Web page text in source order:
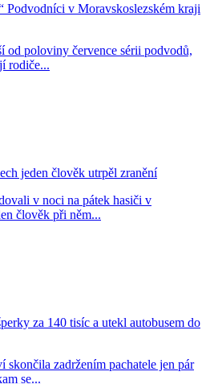
Podvodníci v Moravskoslezském kraji
od poloviny července sérii podvodů,
rodiče...
jeden člověk utrpěl zranění
v noci na pátek hasiči v
člověk při něm...
za 140 tisíc a utekl autobusem do
skončila zadržením pachatele jen pár
se...